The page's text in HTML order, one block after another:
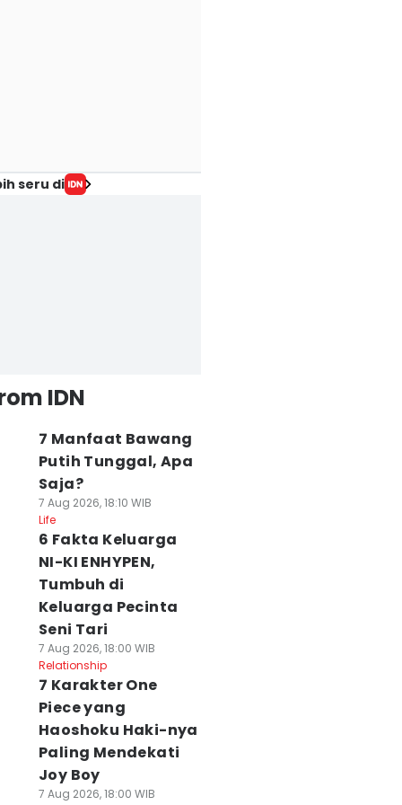
seru di
IDN
7 Manfaat Bawang
Putih Tunggal, Apa
Saja?
7 Aug 2026, 18:10 WIB
Life
6 Fakta Keluarga
NI-KI ENHYPEN,
Tumbuh di
Keluarga Pecinta
Seni Tari
7 Aug 2026, 18:00 WIB
Relationship
7 Karakter One
Piece yang
Haoshoku Haki-nya
Paling Mendekati
Joy Boy
7 Aug 2026, 18:00 WIB